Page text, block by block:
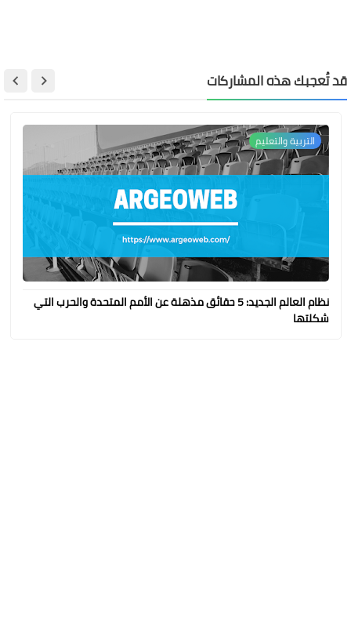
قد تُعجبك هذه المشاركات
التربية والتعليم
نظام العالم الجديد: 5 حقائق مذهلة عن الأمم المتحدة والحرب التي
شكلتها